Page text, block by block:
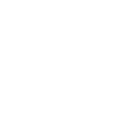
です。
ず変更すること